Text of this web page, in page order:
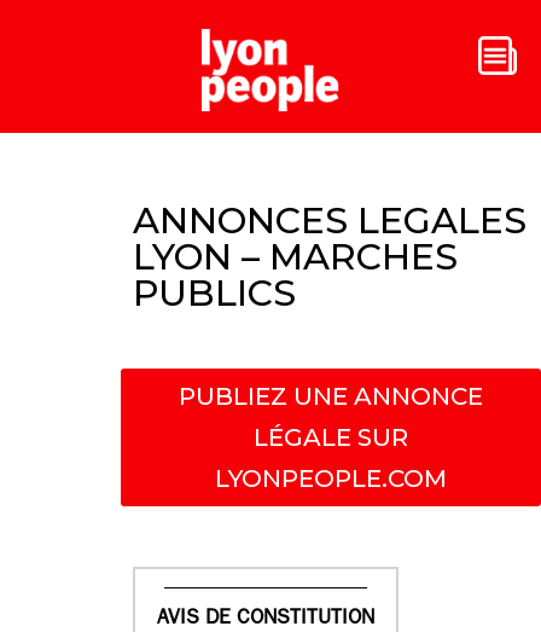
ANNONCES LEGALES
LYON – MARCHES
PUBLICS
PUBLIEZ UNE ANNONCE
LÉGALE SUR
LYONPEOPLE.COM
AVIS DE CONSTITUTION